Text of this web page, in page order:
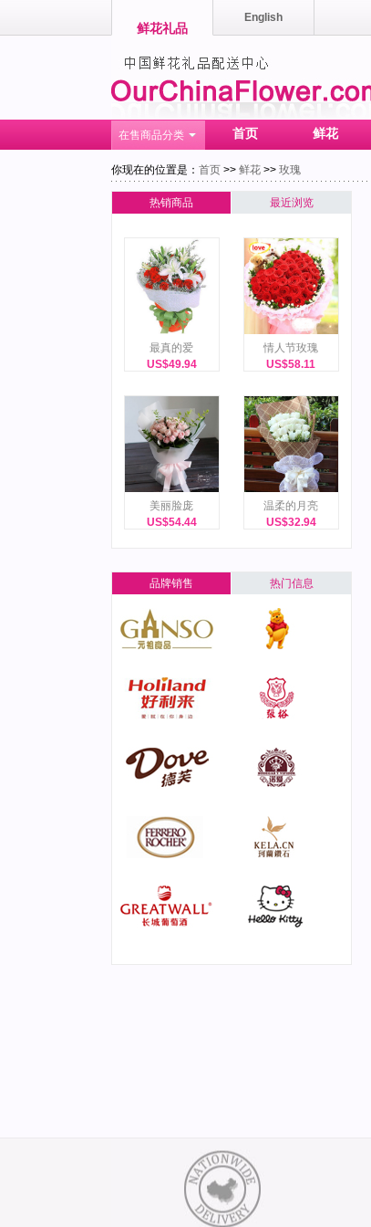
鲜花礼品
English
在售商品分类 首页 鲜花
你现在的位置是： 首页 >> 鲜花 >> 玫瑰
热销商品 最近浏览
最真的爱
US$49.94
情人节玫瑰
US$58.11
美丽脸庞
US$54.44
温柔的月亮
US$32.94
品牌销售 热门信息